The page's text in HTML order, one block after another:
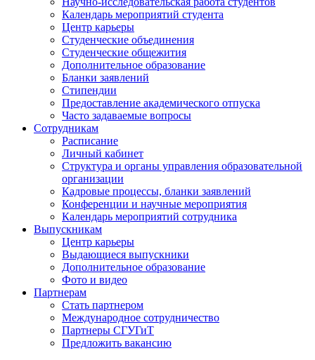
Календарь мероприятий студента
Центр карьеры
Студенческие объединения
Студенческие общежития
Дополнительное образование
Бланки заявлений
Стипендии
Предоставление академического отпуска
Часто задаваемые вопросы
Сотрудникам
Расписание
Личный кабинет
Структура и органы управления образовательной
организации
Кадровые процессы, бланки заявлений
Конференции и научные мероприятия
Календарь мероприятий сотрудника
Выпускникам
Центр карьеры
Выдающиеся выпускники
Дополнительное образование
Фото и видео
Партнерам
Стать партнером
Международное сотрудничество
Партнеры СГУГиТ
Предложить вакансию